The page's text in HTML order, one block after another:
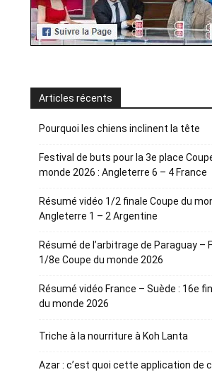
Articles récents
Pourquoi les chiens inclinent la tête
Festival de buts pour la 3e place
monde 2026 : Angleterre 6 – 4 France
Résumé vidéo 1/2 finale Coupe du
Angleterre 1 – 2 Argentine
Résumé de l’arbitrage de Paraguay –
1/8e Coupe du monde 2026
Résumé vidéo France – Suède : 16e
du monde 2026
Triche à la nourriture à Koh Lanta
Azar : c’est quoi cette application de